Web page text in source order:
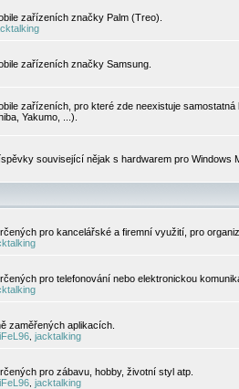
zařízeních značky Palm (Treo).
zařízeních značky Samsung.
zařízeních, pro které zde neexistuje
Yakumo, ...).
související nějak s hardwarem pro Windows
pro kancelářské a firemní využití, pro
pro telefonování nebo elektronickou
zaměřených aplikacích.
jacktalking
pro zábavu, hobby, životní styl atp.
jacktalking